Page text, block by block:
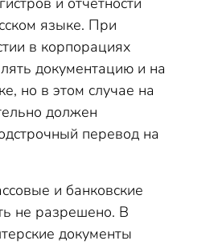
языке. При
в корпорациях
документацию и на
но в этом случае на
должен
перевод на
и банковские
не разрешено. В
документы